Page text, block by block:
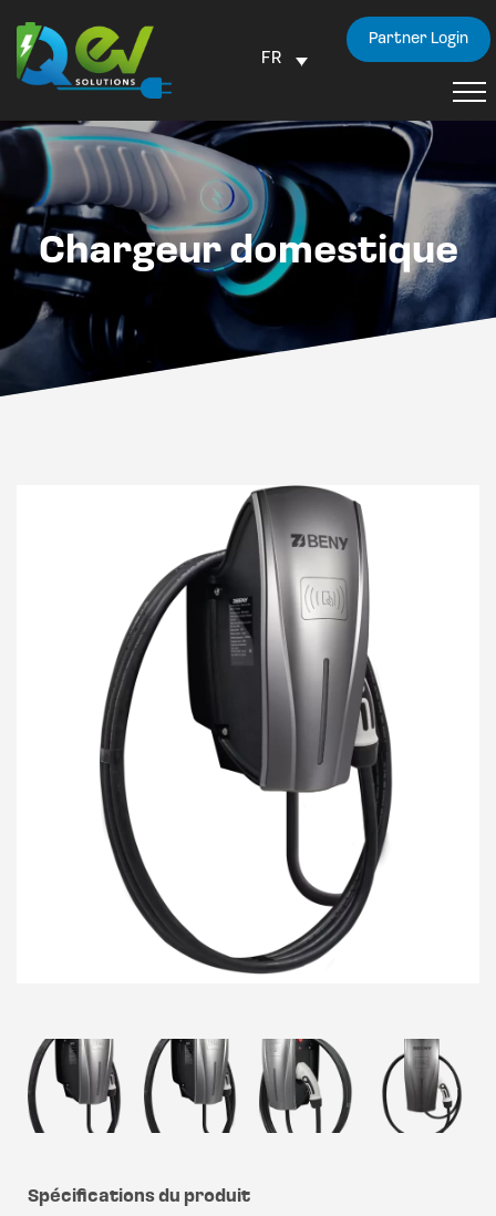
FR
Partner Login
Chargeur domestique
Spécifications du produit